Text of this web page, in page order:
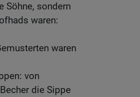
Söhne, sondern
waren:
waren
von
die Sippe